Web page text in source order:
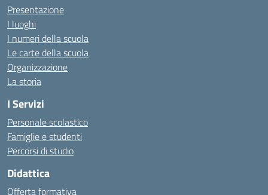
Presentazione
I luoghi
I numeri della scuola
Le carte della scuola
Organizzazione
La storia
I Servizi
Personale scolastico
Famiglie e studenti
Percorsi di studio
Didattica
Offerta formativa